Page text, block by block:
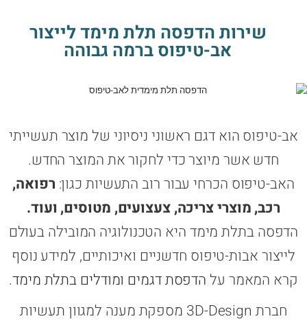
שירות הדפסה תלת מימד לייצור
אב-טיפוס ברמה גבוהה
אב-טיפוס הוא דגם ראשוני ניסיוני של מוצר תעשייתי
חדש אשר מיוצר כדי לחקור את המוצר החדש.
האב-טיפוס הכרחי עבור רוב התעשיות כגון: רפואה,
רכב, מוצרי צריכה, צעצועים, מטוסים, ועוד.
הדפסה בתלת מימד היא הטכנולוגיה המובילה בעולם
לייצור אבות-טיפוס חדשניים ואיכותיים, למידע נוסף
קרא המאמר על הדפסת דגמים ומודלים בתלת מימד.
חברת 3D-Design מספקת מענה למגוון תעשיות